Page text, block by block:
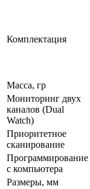
Комплектация
Масса, гр
Мониторинг двух
каналов (Dual
Watch)
Приоритетное
сканирование
Программирование
с компьютера
Размеры, мм